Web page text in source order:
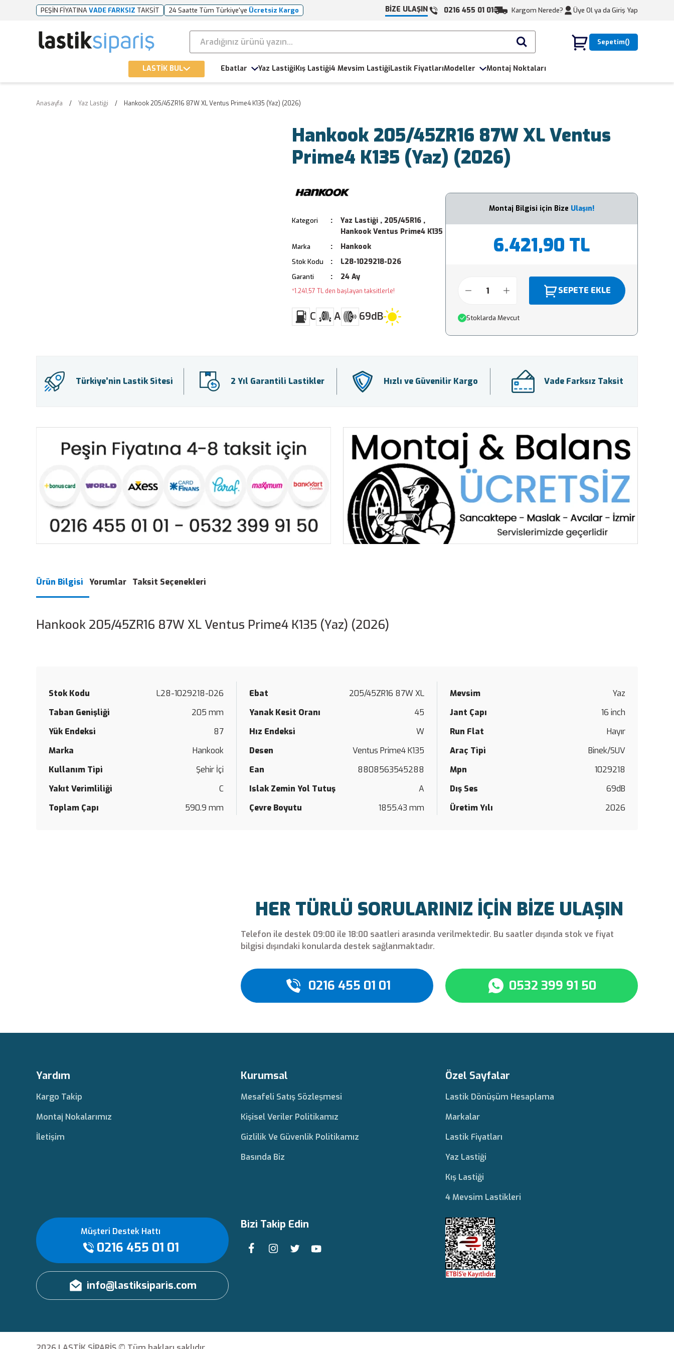
PEŞİN FİYATINAVADE FARKSIZ TAKSİT 24 Saatte Tüm Türkiye'ye Ücretsiz Kargo BİZE ULAŞIN 0216 455 01 01 Kargom Nerede? Üye Ol ya da Giriş Yap
Sepetim
LASTİK BUL Ebatlar Yaz LastiğiKış Lastiği4 Mevsim LastiğiLastik FiyatlarıModeller Montaj Noktaları
Anasayfa Yaz Lastiği Hankook 205/45ZR16 87W XL Ventus Prime4 K135 (Yaz) (2026)
Hankook 205/45ZR16 87W XL Ventus
Prime4 K135 (Yaz) (2026)
Kategori Yaz Lastiği , 205/45R16 ,
Hankook Ventus Prime4 K135
Marka Hankook
Stok Kodu L28-1029218-D26
Garanti 24 Ay
*1.241,57 TL den başlayan taksitlerle!
C A 69dB
Montaj Bilgisi için Bize Ulaşın!
6.421,90 TL
SEPETE EKLE
Stoklarda Mevcut
Türkiye’nin Lastik Sitesi 2 Yıl Garantili Lastikler Hızlı ve Güvenilir Kargo Vade Farksız Taksit
Ürün Bilgisi Yorumlar Taksit Seçenekleri
Hankook 205/45ZR16 87W XL Ventus Prime4 K135 (Yaz) (2026)
Stok Kodu L28-1029218-D26 Ebat 205/45ZR16 87W XL Mevsim
Yaz
Taban Genişliği
205 mm Yanak Kesit Oranı 45 Jant Çapı
16 inch
Yük Endeksi
87 Hız Endeksi W Run Flat
Hayır
Marka
Hankook Desen Ventus Prime4 K135 Araç Tipi
Binek/SUV
Kullanım Tipi
Şehir İçi Ean 8808563545288 Mpn
1029218
Yakıt Verimliliği
C Islak Zemin Yol Tutuş A Dış Ses
69dB
Toplam Çapı
590.9 mm Çevre Boyutu 1855.43 mm Üretim Yılı 2026
HER TÜRLÜ SORULARINIZ İÇİN BİZE ULAŞIN
Telefon ile destek 09:00 ile 18:00 saatleri arasında verilmektedir. Bu saatler dışında stok ve fiyat
bilgisi dışındaki konularda destek sağlanmaktadır.
0216 455 01 01 0532 399 91 50
Yardım
Kargo Takip
Montaj Nokalarımız
İletişim
Kurumsal
Mesafeli Satış Sözleşmesi
Kişisel Veriler Politikamız
Gizlilik Ve Güvenlik Politikamız
Basında Biz
Özel Sayfalar
Lastik Dönüşüm Hesaplama
Markalar
Lastik Fiyatları
Yaz Lastiği
Kış Lastiği
4 Mevsim Lastikleri
Müşteri Destek Hattı
0216 455 01 01
info@lastiksiparis.com
Bizi Takip Edin